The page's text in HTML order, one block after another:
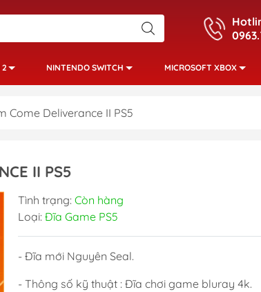
2 NINTENDO SWITCH MICROSOFT XBOX
Come Deliverance II PS5
II PS5
Tình trạng: Còn hàng
Loại: Đĩa Game PS5
- Đĩa mới Nguyên Seal.
- Thông số kỹ thuật : Đĩa chơi game bluray 4k.